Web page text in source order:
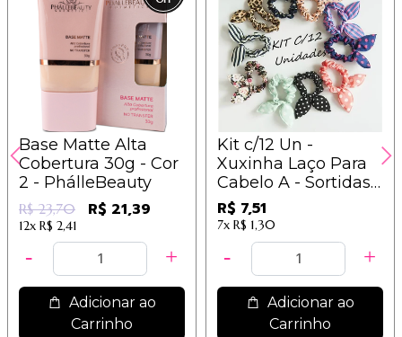
Base Matte Alta
Cobertura 30g - Cor
2 - PhálleBeauty
R$ 23,70 R$ 21,39
12x R$ 2,41
Adicionar ao
Carrinho
Kit c/12 Un -
Xuxinha Laço Para
Cabelo A - Sortidas -
IM
R$ 7,51
7x R$ 1,30
Adicionar ao
Carrinho